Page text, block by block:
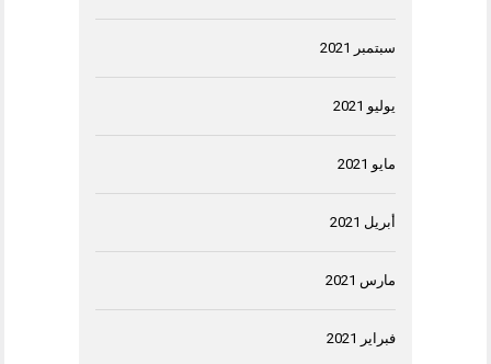
سبتمبر 2021
يوليو 2021
مايو 2021
أبريل 2021
مارس 2021
فبراير 2021